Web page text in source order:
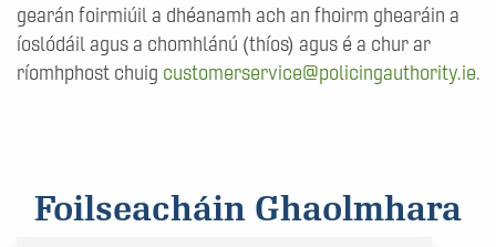
gearán foirmiúil a dhéanamh ach an fhoirm ghearáin a
íoslódáil agus a chomhlánú (thíos) agus é a chur ar
ríomhphost chuig customerservice@policingauthority.ie.
Foilseacháin Ghaolmhara